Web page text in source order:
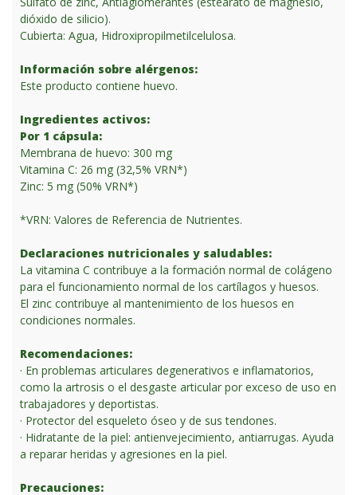
dióxido de silicio).
Cubierta: Agua, Hidroxipropilmetilcelulosa.
Información sobre alérgenos:
Este producto contiene huevo.
Ingredientes activos:
Por 1 cápsula:
Membrana de huevo: 300 mg
Vitamina C: 26 mg (32,5% VRN*)
Zinc: 5 mg (50% VRN*)
*VRN: Valores de Referencia de Nutrientes.
Declaraciones nutricionales y saludables:
La vitamina C contribuye a la formación normal de colágeno
para el funcionamiento normal de los cartílagos y huesos.
El zinc contribuye al mantenimiento de los huesos en
condiciones normales.
Recomendaciones:
· En problemas articulares degenerativos e inflamatorios,
como la artrosis o el desgaste articular por exceso de uso en
trabajadores y deportistas.
· Protector del esqueleto óseo y de sus tendones.
· Hidratante de la piel: antienvejecimiento, antiarrugas. Ayuda
a reparar heridas y agresiones en la piel.
Precauciones: